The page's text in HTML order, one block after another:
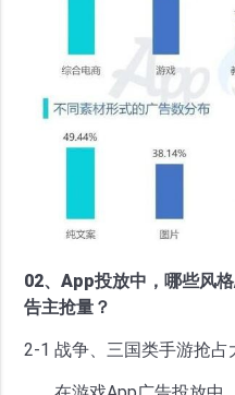
02、App投放中，哪些风
告主抢量？
2-1 战争、三国类手游抢